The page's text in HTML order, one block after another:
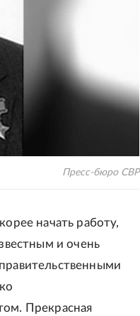
Пресс-бюро СВР
начать работу,
и очень
Прекрасная